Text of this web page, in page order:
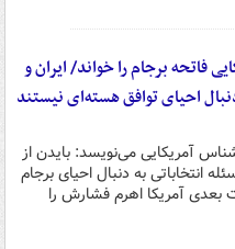
فاتحه برجام را خواند/ ایران و
احیای توافق هسته‌ای نیستند
آمریکایی می‌نویسد: بایدن از
انتخاباتی به دنبال احیای برجام
بعدی آمریکا اهرم فشارش را